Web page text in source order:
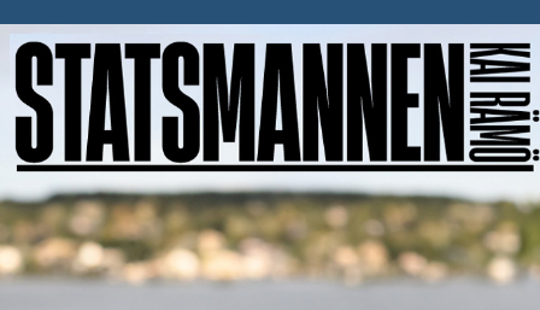
till